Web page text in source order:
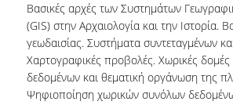
ΣΕ ΠΟΙΟΥΣ ΑΠΕΥΘΥΝΕΤΑΙ
ΕΙΣΑΓΩΓΗ ΦΟΙΤΗΤΩΝ
ΔΙΔΑΚΤΡΑ/ΥΠΟΤΡΟΦΙΕΣ
Βασικές αρχές των Συστημάτων
(GIS) στην Αρχαιολογία και την Ιστορία.
γεωδαισίας. Συστήματα συντεταγμένων
Χαρτογραφικές προβολές. Χωρικές
δεδομένων και θεματική οργάνωση της
Ψηφιοποίηση χωρικών συνόλων